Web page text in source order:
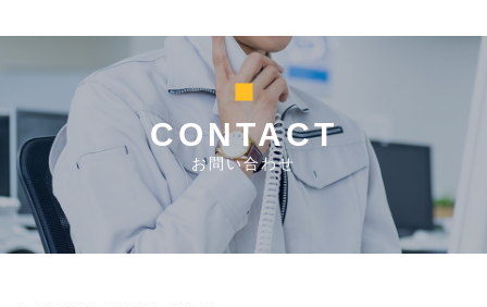
CONTACT
お問い合わせ